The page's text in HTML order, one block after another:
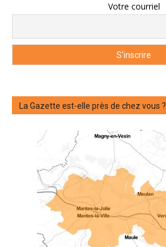
Votre courriel
La Gazette est-elle près de chez vous ?